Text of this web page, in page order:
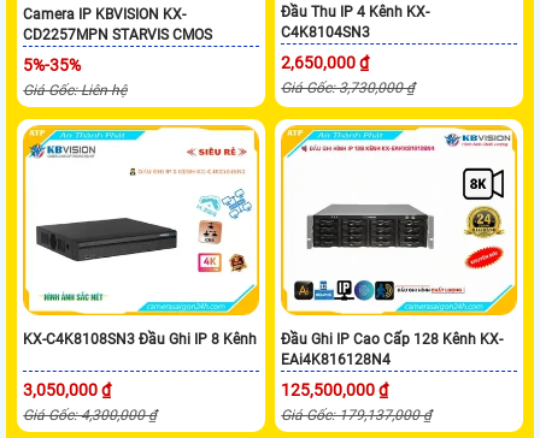
Camera IP KBVISION KX-
CD2257MPN STARVIS CMOS
5%-35%
Giá Gốc: Liên hệ
Đầu Thu IP 4 Kênh KX-
C4K8104SN3
2,650,000 ₫
Giá Gốc: 3,730,000 ₫
KX-C4K8108SN3 Đầu Ghi IP 8 Kênh
3,050,000 ₫
Giá Gốc: 4,300,000 ₫
Đầu Ghi IP Cao Cấp 128 Kênh KX-
EAi4K816128N4
125,500,000 ₫
Giá Gốc: 179,137,000 ₫